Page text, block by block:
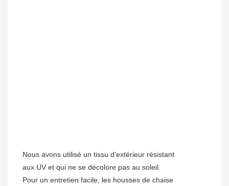
Nous avons utilisé un tissu d’extérieur résistant
aux UV et qui ne se décolore pas au soleil.
Pour un entretien facile, les housses de chaise